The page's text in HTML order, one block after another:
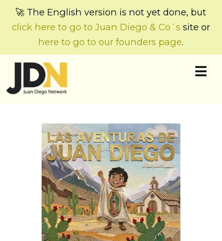
🚀 The English version is not yet done, but
click here to go to Juan Diego & Co´s site or
here to go to our founders page.